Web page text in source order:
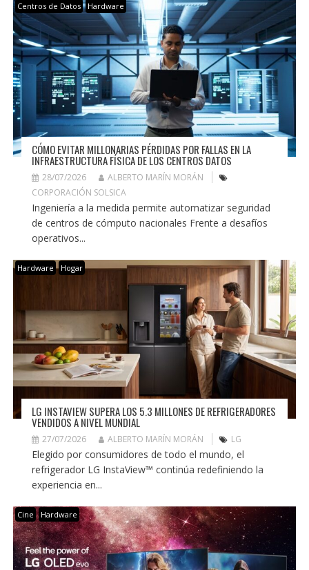
Centros de Datos Hardware
CÓMO EVITAR MILLONARIAS PÉRDIDAS POR FALLAS EN LA
INFRAESTRUCTURA FÍSICA DE LOS CENTROS DATOS
28/07/2026
ALBERTO MARÍN MORÁN
CORPORACIÓN SOLSICA
Ingeniería a la medida permite automatizar seguridad
de centros de cómputo nacionales Frente a desafíos
operativos...
Hardware Hogar
LG INSTAVIEW SUPERA LOS 5.3 MILLONES DE REFRIGERADORES
VENDIDOS A NIVEL MUNDIAL
27/07/2026 ALBERTO MARÍN MORÁN LG
Elegido por consumidores de todo el mundo, el
refrigerador LG InstaView™ continúa redefiniendo la
experiencia en...
Cine Hardware